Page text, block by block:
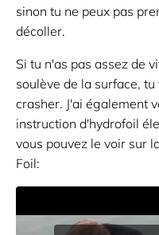
sinon tu ne peux pas
décoller.
Si tu n'as pas assez de
soulève de la surface,
crasher. J'ai également
instruction d'hydrofoil
vous pouvez le voir sur
Foil: